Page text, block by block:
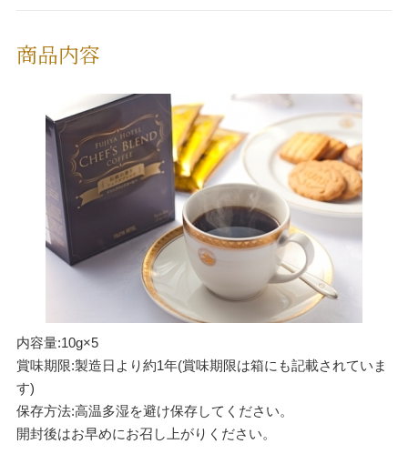
商品内容
内容量:10g×5
賞味期限:製造日より約1年(賞味期限は箱にも記載されていま
す)
保存方法:高温多湿を避け保存してください。
開封後はお早めにお召し上がりください。